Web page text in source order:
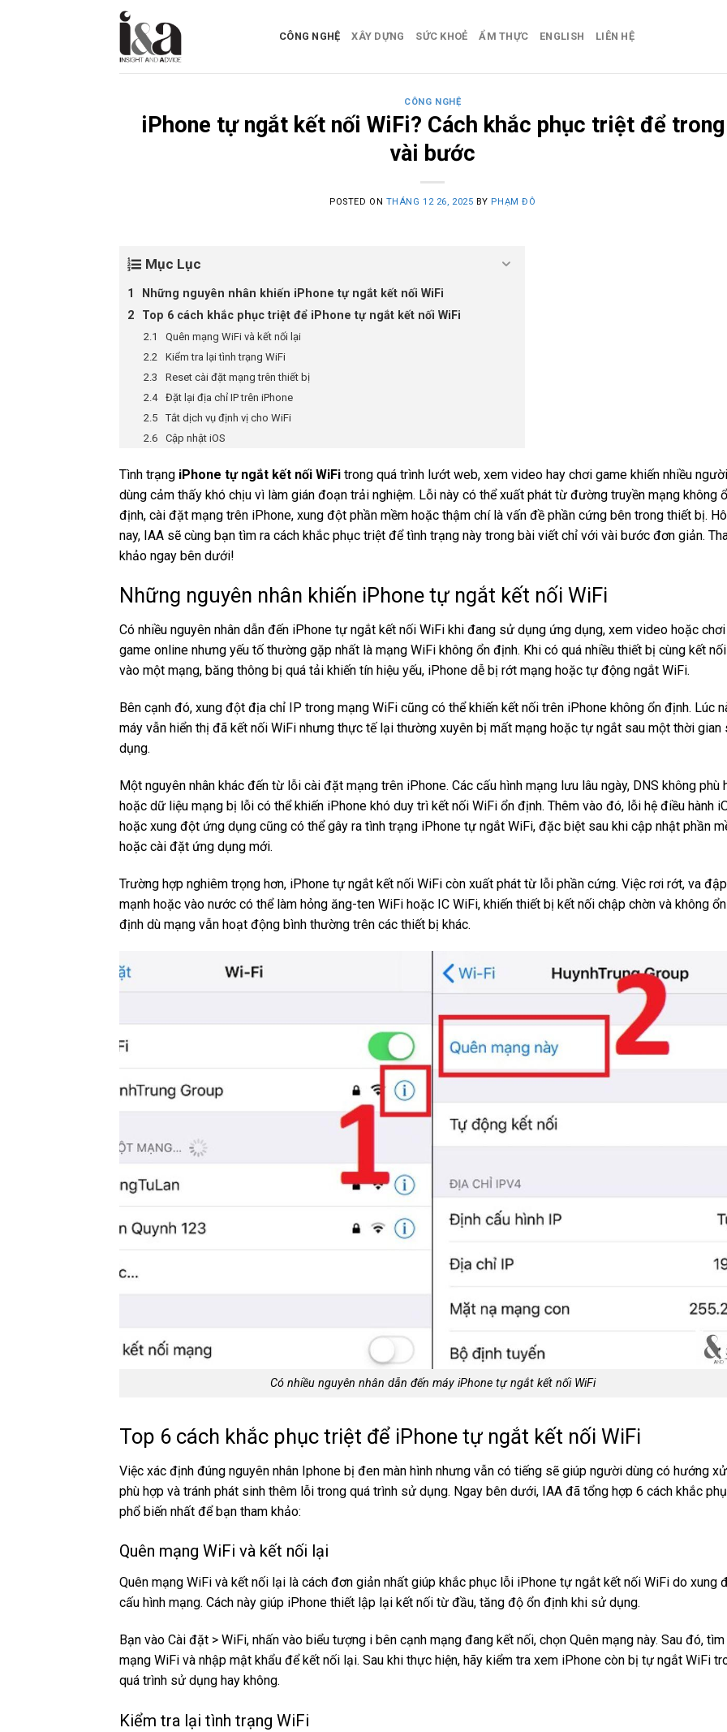
CÔNG NGHỆ XÂY DỰNG SỨC KHOẺ ẨM THỰC ENGLISH LIÊN HỆ
CÔNG NGHỆ
iPhone tự ngắt kết nối WiFi? Cách khắc phục triệt để trong
vài bước
POSTED ON THÁNG 12 26, 2025 BY PHẠM ĐÔ
Mục Lục
Những nguyên nhân khiến iPhone tự ngắt kết nối WiFi
Top 6 cách khắc phục triệt để iPhone tự ngắt kết nối WiFi
Quên mạng WiFi và kết nối lại
Kiểm tra lại tình trạng WiFi
Reset cài đặt mạng trên thiết bị
Đặt lại địa chỉ IP trên iPhone
Tắt dịch vụ định vị cho WiFi
Cập nhật iOS
Tình trạng iPhone tự ngắt kết nối WiFi trong quá trình lướt web, xem video hay chơi game khiến nhiều người
dùng cảm thấy khó chịu vì làm gián đoạn trải nghiệm. Lỗi này có thể xuất phát từ đường truyền mạng không
định, cài đặt mạng trên iPhone, xung đột phần mềm hoặc thậm chí là vấn đề phần cứng bên trong thiết bị.
nay, IAA sẽ cùng bạn tìm ra cách khắc phục triệt để tình trạng này trong bài viết chỉ với vài bước đơn giản.
khảo ngay bên dưới!
Những nguyên nhân khiến iPhone tự ngắt kết nối WiFi
Có nhiều nguyên nhân dẫn đến iPhone tự ngắt kết nối WiFi khi đang sử dụng ứng dụng, xem video hoặc chơi
game online nhưng yếu tố thường gặp nhất là mạng WiFi không ổn định. Khi có quá nhiều thiết bị cùng kết nối
vào một mạng, băng thông bị quá tải khiến tín hiệu yếu, iPhone dễ bị rớt mạng hoặc tự động ngắt WiFi.
Bên cạnh đó, xung đột địa chỉ IP trong mạng WiFi cũng có thể khiến kết nối trên iPhone không ổn định. Lúc
máy vẫn hiển thị đã kết nối WiFi nhưng thực tế lại thường xuyên bị mất mạng hoặc tự ngắt sau một thời gian
dụng.
Một nguyên nhân khác đến từ lỗi cài đặt mạng trên iPhone. Các cấu hình mạng lưu lâu ngày, DNS không phù
hoặc dữ liệu mạng bị lỗi có thể khiến iPhone khó duy trì kết nối WiFi ổn định. Thêm vào đó, lỗi hệ điều hành
hoặc xung đột ứng dụng cũng có thể gây ra tình trạng iPhone tự ngắt WiFi, đặc biệt sau khi cập nhật phần
hoặc cài đặt ứng dụng mới.
Trường hợp nghiêm trọng hơn, iPhone tự ngắt kết nối WiFi còn xuất phát từ lỗi phần cứng. Việc rơi rớt, va đập
mạnh hoặc vào nước có thể làm hỏng ăng-ten WiFi hoặc IC WiFi, khiến thiết bị kết nối chập chờn và không ổn
định dù mạng vẫn hoạt động bình thường trên các thiết bị khác.
Có nhiều nguyên nhân dẫn đến máy iPhone tự ngắt kết nối WiFi
Top 6 cách khắc phục triệt để iPhone tự ngắt kết nối WiFi
Việc xác định đúng nguyên nhân Iphone bị đen màn hình nhưng vẫn có tiếng sẽ giúp người dùng có hướng
phù hợp và tránh phát sinh thêm lỗi trong quá trình sử dụng. Ngay bên dưới, IAA đã tổng hợp 6 cách khắc
phổ biến nhất để bạn tham khảo:
Quên mạng WiFi và kết nối lại
Quên mạng WiFi và kết nối lại là cách đơn giản nhất giúp khắc phục lỗi iPhone tự ngắt kết nối WiFi do xung
cấu hình mạng. Cách này giúp iPhone thiết lập lại kết nối từ đầu, tăng độ ổn định khi sử dụng.
Bạn vào Cài đặt > WiFi, nhấn vào biểu tượng i bên cạnh mạng đang kết nối, chọn Quên mạng này. Sau đó,
mạng WiFi và nhập mật khẩu để kết nối lại. Sau khi thực hiện, hãy kiểm tra xem iPhone còn bị tự ngắt WiFi
quá trình sử dụng hay không.
Kiểm tra lại tình trạng WiFi